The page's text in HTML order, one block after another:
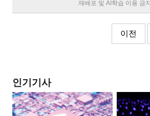
재배포 및 AI학습 이용 금지
이전
인기기사